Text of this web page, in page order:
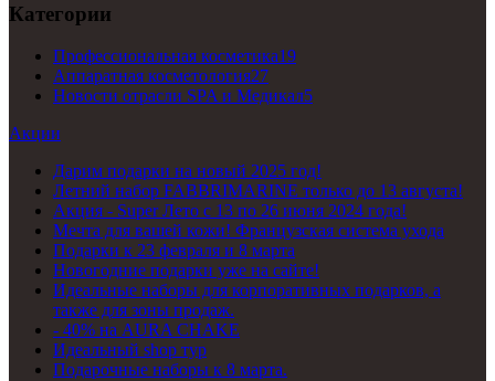
Категории
Профессиональная косметика19
Аппаратная косметология27
Новости отрасли SPA и Медикал5
Акции
Дарим подарки на новый 2025 год!
Летний набор FABBRIMARINE только до 13 августа!
Акция - Super Лето с 13 по 26 июня 2024 года!
Мечта для вашей кожи! Французская система ухода
Подарки к 23 февраля и 8 марта
Новогодние подарки уже на сайте!
Идеальные наборы для корпоративных подарков, а
также для зоны продаж.
- 40% на AURA CHAKE
Идеальный shop тур
Подарочные наборы к 8 марта.